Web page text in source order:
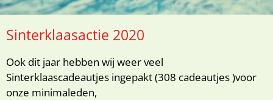
Sinterklaasactie 2020
Ook dit jaar hebben wij weer veel
Sinterklaascadeautjes ingepakt (308 cadeautjes )voor
onze minimaleden,